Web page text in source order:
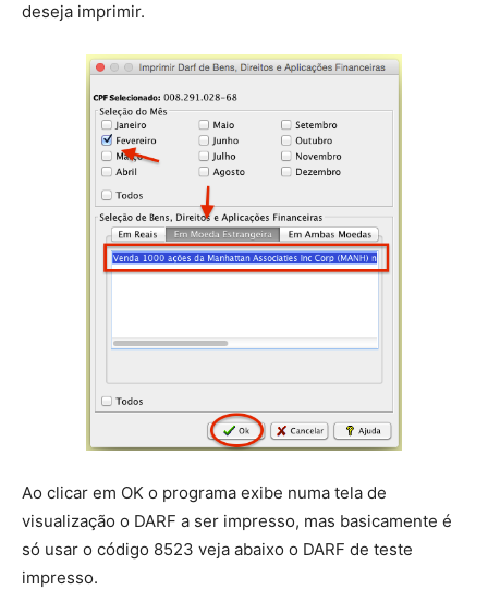
deseja imprimir.
Ao clicar em OK o programa exibe numa tela de
visualização o DARF a ser impresso, mas basicamente é
só usar o código 8523 veja abaixo o DARF de teste
impresso.